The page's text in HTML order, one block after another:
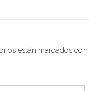
están marcados con